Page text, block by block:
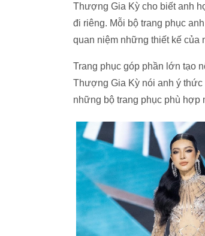
Thượng Gia Kỳ cho biết anh
đi riêng. Mỗi bộ trang phục
quan niệm những thiết kế của
Trang phục góp phần lớn tạo
Thượng Gia Kỳ nói anh ý thức
những bộ trang phục phù